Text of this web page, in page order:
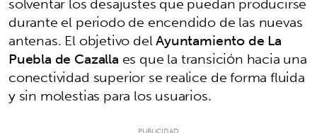
durante el periodo de encendido de las nuevas
antenas. El objetivo delAyuntamiento de La
Puebla de Cazalla es que la transición hacia una
conectividad superior se realice de forma fluida
y sin molestias para los usuarios.